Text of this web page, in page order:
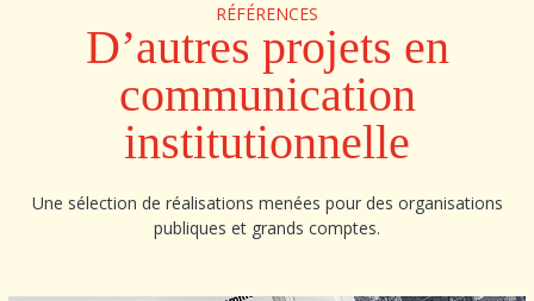
RÉFÉRENCES
D’autres projets en
communication
institutionnelle
Une sélection de réalisations menées pour des organisations
publiques et grands comptes.